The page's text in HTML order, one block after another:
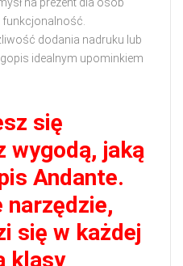
funkcjonalność.
dodania nadruku lub
idealnym upominkiem
się
wygodą, jaką
Andante.
narzędzie,
się w każdej
klasy